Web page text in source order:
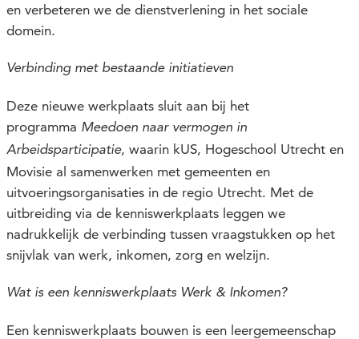
en verbeteren we de dienstverlening in het sociale
domein.
Verbinding met bestaande initiatieven
Deze nieuwe werkplaats sluit aan bij het
programma Meedoen naar vermogen in
Arbeidsparticipatie, waarin kUS, Hogeschool Utrecht en
Movisie al samenwerken met gemeenten en
uitvoeringsorganisaties in de regio Utrecht. Met de
uitbreiding via de kenniswerkplaats leggen we
nadrukkelijk de verbinding tussen vraagstukken op het
snijvlak van werk, inkomen, zorg en welzijn.
Wat is een kenniswerkplaats Werk & Inkomen?
Een kenniswerkplaats bouwen is een leergemeenschap